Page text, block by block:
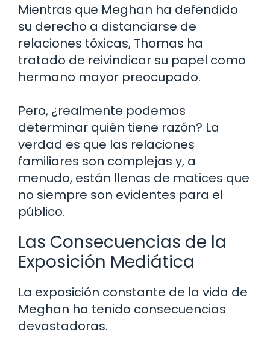
Mientras que Meghan ha defendido
su derecho a distanciarse de
relaciones tóxicas, Thomas ha
tratado de reivindicar su papel como
hermano mayor preocupado.
Pero, ¿realmente podemos
determinar quién tiene razón? La
verdad es que las relaciones
familiares son complejas y, a
menudo, están llenas de matices que
no siempre son evidentes para el
público.
Las Consecuencias de la
Exposición Mediática
La exposición constante de la vida de
Meghan ha tenido consecuencias
devastadoras.